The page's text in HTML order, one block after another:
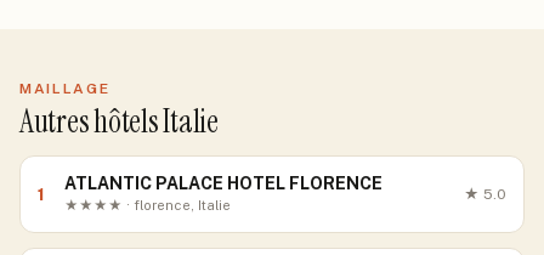
MAILLAGE
Autres hôtels Italie
1
ATLANTIC PALACE HOTEL FLORENCE
★★★★ · florence, Italie
★ 5.0